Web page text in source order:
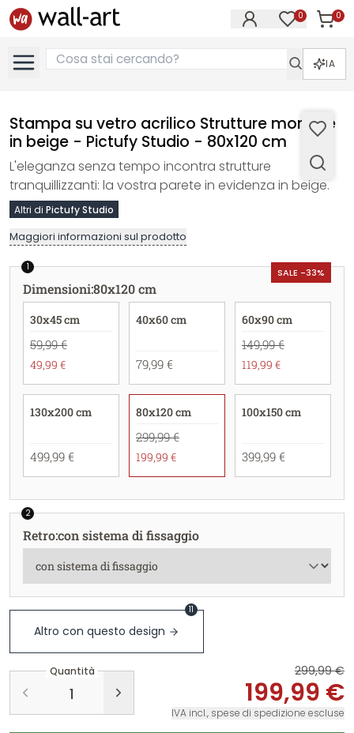
0 0
IA
Stampa su vetro acrilico Strutture morbide
in beige - Pictufy Studio - 80x120 cm
L'eleganza senza tempo incontra strutture
tranquillizzanti: la vostra parete in evidenza in beige.
Altri di Pictufy Studio
Maggiori informazioni sul prodotto
SALE -33%
1
Dimensioni:80x120 cm
30x45 cm
59,99 €
49,99 €
40x60 cm
79,99 €
60x90 cm
149,99 €
119,99 €
130x200 cm
499,99 €
80x120 cm
299,99 €
199,99 €
100x150 cm
399,99 €
2
Retro:con sistema di fissaggio
Altro con questo design
11
Quantità 299,99 €
199,99 €
IVA incl., spese di spedizione escluse